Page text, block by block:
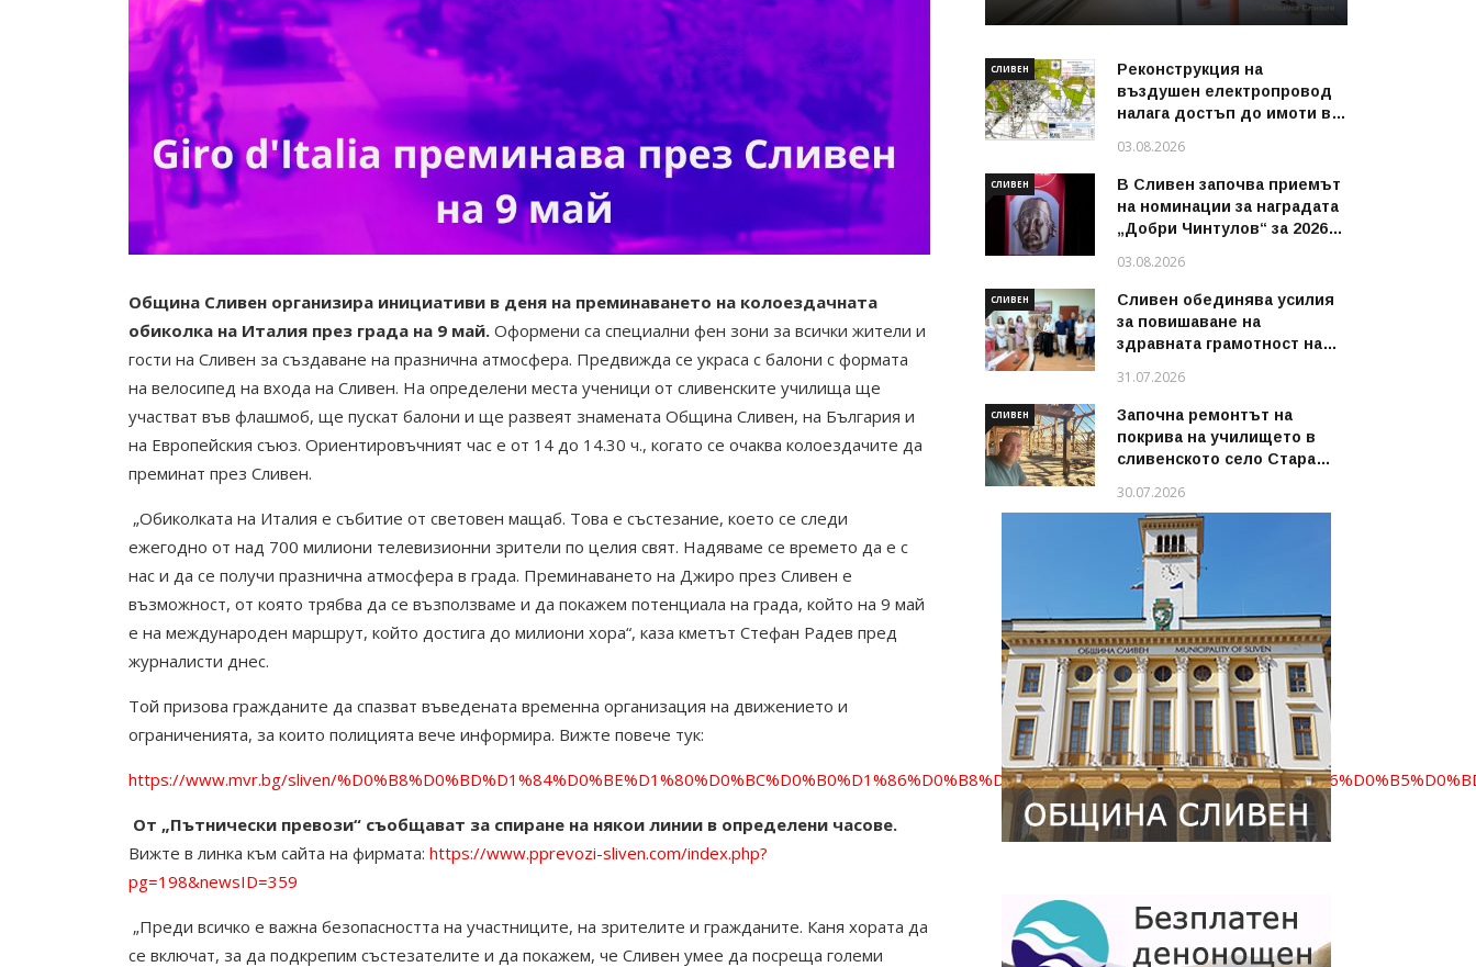
Община Сливен организира инициативи в деня на преминаването на колоездачната
обиколка на Италия през града на 9 май. Оформени са специални фен зони за всички жители и
гости на Сливен за създаване на празнична атмосфера. Предвижда се украса с балони с формата
на велосипед на входа на Сливен. На определени места ученици от сливенските училища ще
участват във флашмоб, ще пускат балони и ще развеят знамената Община Сливен, на България и
на Европейския съюз. Ориентировъчният час е от 14 до 14.30 ч., когато се очаква колоездачите да
преминат през Сливен.
„Обиколката на Италия е събитие от световен мащаб. Това е състезание, което се следи
ежегодно от над 700 милиони телевизионни зрители по целия свят. Надяваме се времето да е с
нас и да се получи празнична атмосфера в града. Преминаването на Джиро през Сливен е
възможност, от която трябва да се възползваме и да покажем потенциала на града, който на 9 май
е на международен маршрут, който достига до милиони хора“, каза кметът Стефан Радев пред
журналисти днес.
Той призова гражданите да спазват въведената временна организация на движението и
ограниченията, за които полицията вече информира. Вижте повече тук:
https://www.mvr.bg/sliven/
От „Пътнически превози“ съобщават за спиране на някои линии в определени часове.
Вижте в линка към сайта на фирмата: https://www.pprevozi-sliven.com/index.php?
pg=198&newsID=359
„Преди всичко е важна безопасността на участниците, на зрителите и гражданите. Каня хората да
се включат, за да подкрепим състезателите и да покажем, че Сливен умее да посреща големи
СЛИВЕН
Реконструкция на
въздушен електропровод
налага достъп до имоти в
03.08.2026
СЛИВЕН
В Сливен започва приемът
на номинации за наградата
„Добри Чинтулов“ за 2026
03.08.2026
СЛИВЕН
Сливен обединява усилия
за повишаване на
здравната грамотност на
семейства
31.07.2026
СЛИВЕН
Започна ремонтът на
покрива на училището в
сливенското село Стара
30.07.2026